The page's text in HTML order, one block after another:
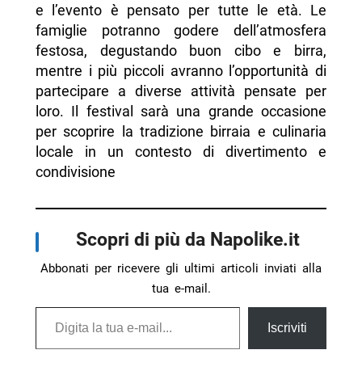
e l’evento è pensato per tutte le età. Le
famiglie potranno godere dell’atmosfera
festosa, degustando buon cibo e birra,
mentre i più piccoli avranno l’opportunità di
partecipare a diverse attività pensate per
loro. Il festival sarà una grande occasione
per scoprire la tradizione birraia e culinaria
locale in un contesto di divertimento e
condivisione
Scopri di più da Napolike.it
Abbonati per ricevere gli ultimi articoli inviati alla
tua e-mail.
Digita la tua e-mail...
Iscriviti